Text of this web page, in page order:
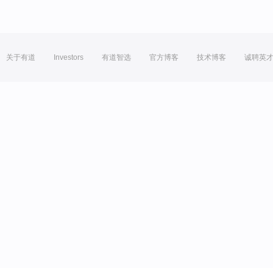
关于有道 Investors 有道智选 官方博客 技术博客 诚聘英才